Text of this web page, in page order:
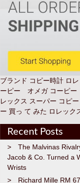
ブランド コピー時計 ロ
ーピー オメガ コーピ
レックス スーパー コピー
ー 買っ て みた ロレック
Recent Posts
The Malvinas
Jacob & Co. Turned a
Wrists
Richard Mille RM